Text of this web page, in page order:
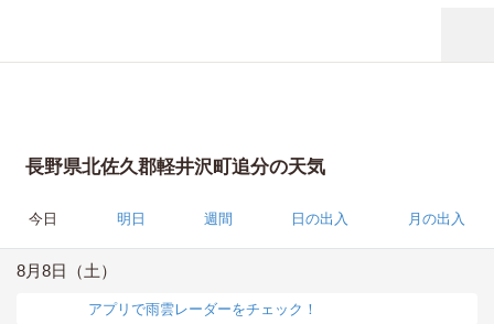
長野県北佐久郡軽井沢町追分の天気
今日 明日 週間 日の出入 月の出入
8月8日（土）
アプリで雨雲レーダーをチェック！